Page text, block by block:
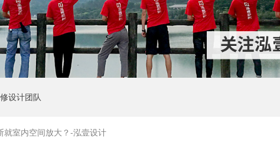
设计团队
就室内空间放大？-泓壹设计